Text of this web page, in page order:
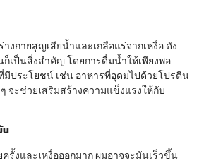
งกายสูญเสียน้ำและเกลือแร่จากเหงื่อ ดัง
เป็นสิ่งสำคัญ โดยการดื่มน้ำให้เพียงพอ
ประโยชน์ เช่น อาหารที่อุดมไปด้วยโปรตีน
จะช่วยเสริมสร้างความแข็งแรงให้กับ
น
รั้งและเหงื่อออกมาก ผมอาจจะมันเร็วขึ้น